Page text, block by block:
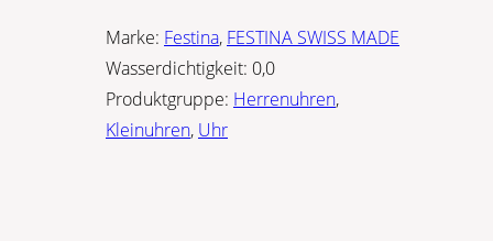
Marke: Festina, FESTINA SWISS MADE
Wasserdichtigkeit: 0,0
Produktgruppe: Herrenuhren,
Kleinuhren, Uhr